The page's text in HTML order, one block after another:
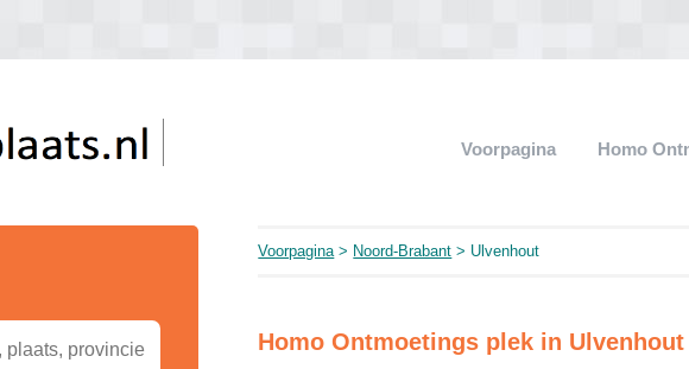
Voorpagina Homo
Voorpagina> Noord-Brabant > Ulvenhout
Homo Ontmoetings plek in Ulvenhout